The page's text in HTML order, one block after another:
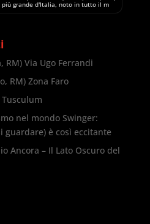
più grande d'Italia, noto in tutto il m
RM) Via Ugo Ferrandi
RM) Zona Faro
Tusculum
nel mondo Swinger:
guardare) è così eccitante
Ancora – Il Lato Oscuro del